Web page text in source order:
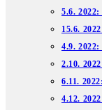
5.6.
15.6.
4.9.
2.10.
6.11.
4.12.